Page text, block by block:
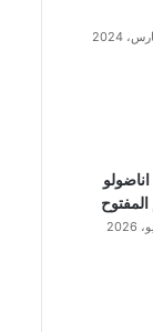
المفتوح